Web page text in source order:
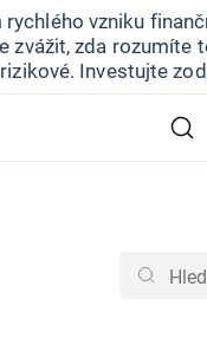
vzniku
zvážit, zda rozumíte
Investujte